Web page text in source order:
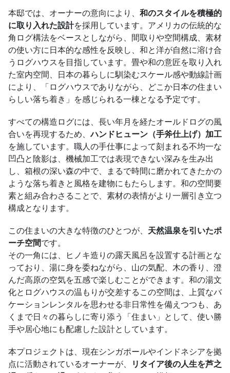
本邸では、オーナーの意向により、 和のスタイルを積極的
に取り入れた設計を採用しています。アメリカの伝統的な
角ログ構法をベースとしながら、間取りや空間構成、素材
の使い方に日本的な感性を反映し、和と洋が自然に溶け合
うログハウスを目指しています。畳や和の意匠を取り入れ
た室内空間、日本の暮らしに馴染むスケール感や動線計画
により、「ログハウスでありながら、どこか日本の住まい
らしい落ち着き」を感じられる一棟となる予定です。
すべての構造ログには、長い年月を経たオールドログの風
合いを再現するため、ハンドヒューン（手斧仕上げ）加工
を施しています。職人の手仕事によって刻まれる不均一な
凹凸と陰影は、機械加工では表現できない深みを生み出
し、箱根の深い森の中で、まるで時間に磨かれてきたかの
ような落ち着きと風格を建物にもたらします。和の空間要
素と組み合わさることで、素材の表情がより一層引き立つ
構成となります。
この住まいの大きな特徴のひとつが、 天然温泉を引いたポ
ーチ空間です。
その一角には、ヒノキ造りの露天風呂を設置する計画とな
っており、湯に身を委ねながら、山の気配、木の香り、澄
んだ高原の空気を五感で楽しむことができます。和の湯文
化とログハウスの温もりが交差するこの空間は、上質なバ
ケーションレンタルを思わせる非日常性を備えつつも、あ
くまで日々の暮らしに寄り添う「住まい」として、使い勝
手や居心地にも配慮した設計としています。
本プロジェクトは、現在シンガポールやインドネシアを拠
点に活動されているオーナーが、
リタイア後の人生を芦之